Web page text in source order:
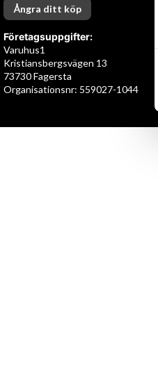
Ångra ditt köp
Företagsuppgifter:
Varuhus1
Kristiansbergsvägen 13
73730 Fagersta
Organisationsnr: 559027-1044